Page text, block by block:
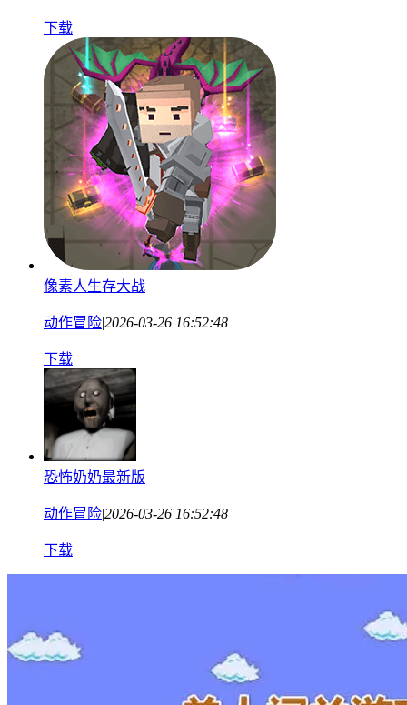
下载
像素人生存大战
动作冒险|2026-03-26 16:52:48
下载
恐怖奶奶最新版
动作冒险|2026-03-26 16:52:48
下载